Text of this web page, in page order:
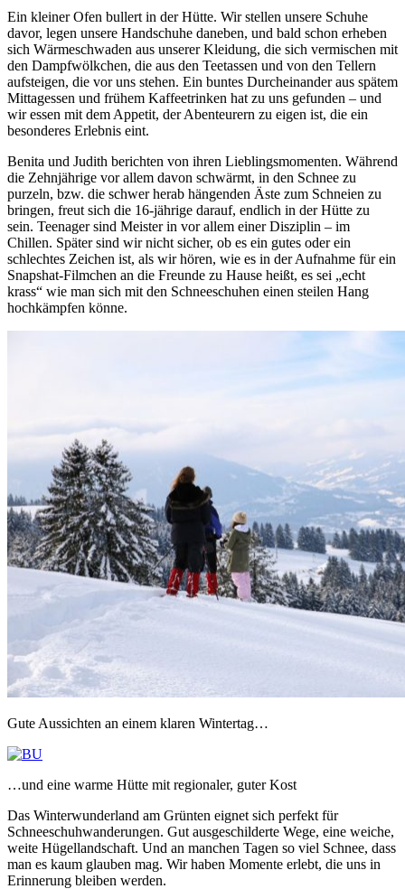
Ein kleiner Ofen bullert in der Hütte. Wir stellen unsere Schuhe
davor, legen unsere Handschuhe daneben, und bald schon erheben
sich Wärmeschwaden aus unserer Kleidung, die sich vermischen mit
den Dampfwölkchen, die aus den Teetassen und von den Tellern
aufsteigen, die vor uns stehen. Ein buntes Durcheinander aus spätem
Mittagessen und frühem Kaffeetrinken hat zu uns gefunden – und
wir essen mit dem Appetit, der Abenteurern zu eigen ist, die ein
besonderes Erlebnis eint.
Benita und Judith berichten von ihren Lieblingsmomenten. Während
die Zehnjährige vor allem davon schwärmt, in den Schnee zu
purzeln, bzw. die schwer herab hängenden Äste zum Schneien zu
bringen, freut sich die 16-jährige darauf, endlich in der Hütte zu
sein. Teenager sind Meister in vor allem einer Disziplin – im
Chillen. Später sind wir nicht sicher, ob es ein gutes oder ein
schlechtes Zeichen ist, als wir hören, wie es in der Aufnahme für ein
Snapshat-Filmchen an die Freunde zu Hause heißt, es sei „echt
krass“ wie man sich mit den Schneeschuhen einen steilen Hang
hochkämpfen könne.
Gute Aussichten an einem klaren Wintertag…
…und eine warme Hütte mit regionaler, guter Kost
Das Winterwunderland am Grünten eignet sich perfekt für
Schneeschuhwanderungen. Gut ausgeschilderte Wege, eine weiche,
weite Hügellandschaft. Und an manchen Tagen so viel Schnee, dass
man es kaum glauben mag. Wir haben Momente erlebt, die uns in
Erinnerung bleiben werden.